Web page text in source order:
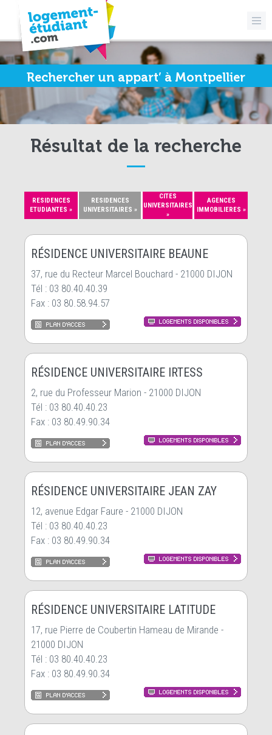
Rechercher un appart’ à Montpellier
Résultat de la recherche
RESIDENCES
ETUDIANTES »
RESIDENCES
UNIVERSITAIRES »
CITES
UNIVERSITAIRES
»
AGENCES
IMMOBILIERES »
RÉSIDENCE UNIVERSITAIRE BEAUNE
37, rue du Recteur Marcel Bouchard - 21000 DIJON
Tél : 03 80.40.40.39
Fax : 03 80.58.94.57
RÉSIDENCE UNIVERSITAIRE IRTESS
2, rue du Professeur Marion - 21000 DIJON
Tél : 03 80.40.40.23
Fax : 03 80.49.90.34
RÉSIDENCE UNIVERSITAIRE JEAN ZAY
12, avenue Edgar Faure - 21000 DIJON
Tél : 03 80.40.40.23
Fax : 03 80.49.90.34
RÉSIDENCE UNIVERSITAIRE LATITUDE
17, rue Pierre de Coubertin Hameau de Mirande -
21000 DIJON
Tél : 03 80.40.40.23
Fax : 03 80.49.90.34